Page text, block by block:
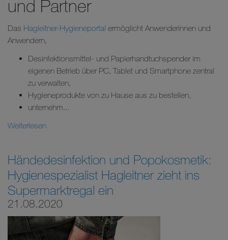
und Partner
Das Hagleitner-Hygieneportal ermöglicht Anwenderinnen und
Anwendern,
Desinfektionsmittel- und Papierhandtuchspender im
eigenen Betrieb über PC, Tablet und Smartphone zentral
zu verwalten,
Hygieneprodukte von zu Hause aus zu bestellen,
unternehm...
Weiterlesen
Händedesinfektion und Popokosmetik:
Hygienespezialist Hagleitner zieht ins
Supermarktregal ein
21.08.2020